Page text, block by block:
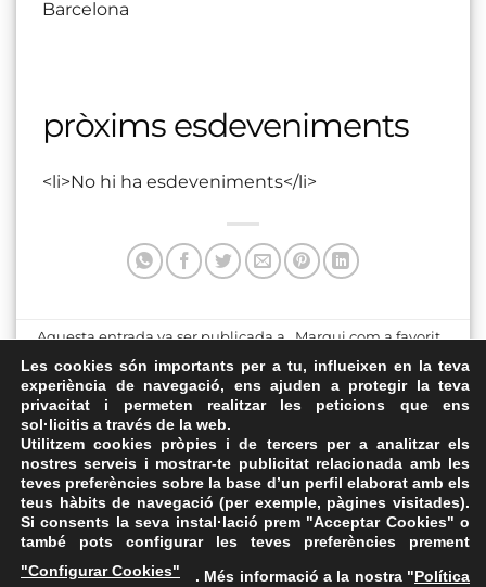
Barcelona
pròxims esdeveniments
<li>No hi ha esdeveniments</li>
Aquesta entrada va ser publicada a . Marqui com a favorit
Enllaç permanent
Cercle Sport Figuerenc
Sala Municipal de
l’Ajuntament
FAQs
Les cookies són importants per a tu, influeixen en la teva
experiència de navegació, ens ajuden a protegir la teva
privacitat i permeten realitzar les peticions que ens
sol·licitis a través de la web.
Utilitzem cookies pròpies i de tercers per a analitzar els
nostres serveis i mostrar-te publicitat relacionada amb les
teves preferències sobre la base d’un perfil elaborat amb els
teus hàbits de navegació (per exemple, pàgines visitades).
Si consents la seva instal·lació prem "Acceptar Cookies" o
també pots configurar les teves preferències prement
"Configurar Cookies"
. Més informació a la nostra "Política